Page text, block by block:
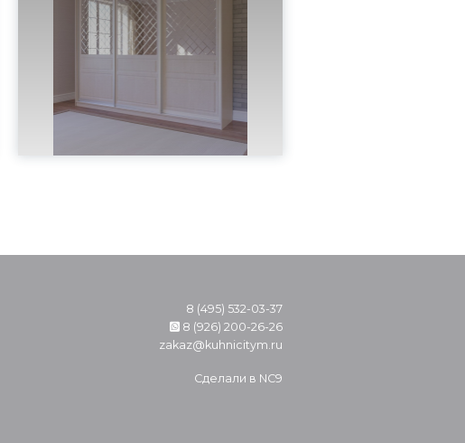
8 (495) 532-03-37
8 (926) 200-26-26
zakaz@kuhnicitym.ru
Сделали в NC9